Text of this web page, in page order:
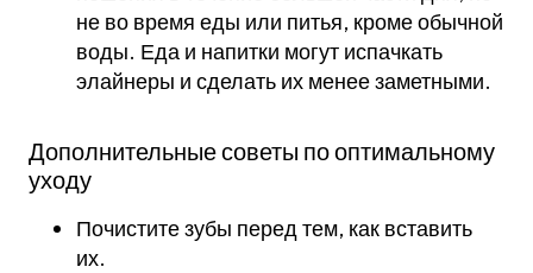
не во время еды или питья, кроме обычной
воды. Еда и напитки могут испачкать
элайнеры и сделать их менее заметными.
Дополнительные советы по оптимальному
уходу
Почистите зубы перед тем, как вставить
их.